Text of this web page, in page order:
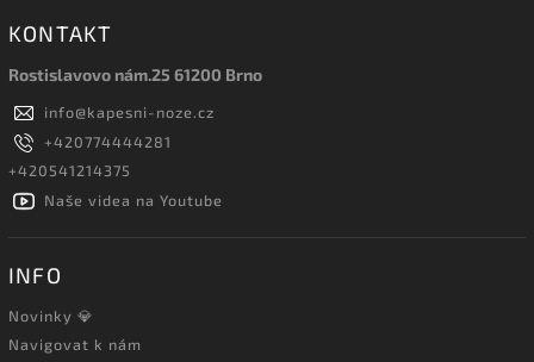
KONTAKT
Rostislavovo nám.25 61200 Brno
info@kapesni-noze.cz
+420774444281
+420541214375
Naše videa na Youtube
INFO
Novinky 💎
Navigovat k nám